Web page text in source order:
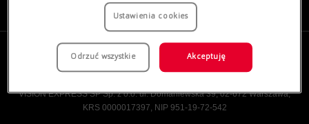
VISION EXPRESS SP Sp. z o.o. ul. Domaniewska 39, 02-672 Warszawa,
KRS 0000017397, NIP 951-19-72-542
Ustawienia cookies
Odrzuć wszystkie Akceptuję